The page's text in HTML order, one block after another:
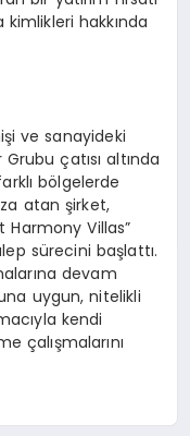
hakkında
ve sanayideki
Grubu çatısı altında
bölgelerde
atan şirket,
Harmony Villas”
sürecini başlattı.
devam
uygun, nitelikli
kendi
çalışmalarını